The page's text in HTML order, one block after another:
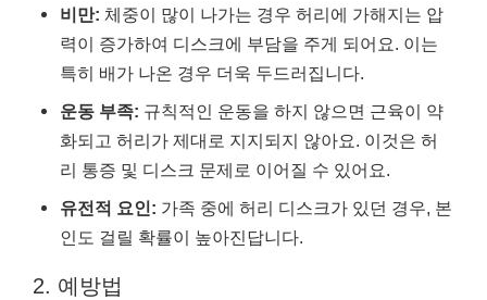
비만: 체중이 많이 나가는 경우 허리에 가해지는 압
력이 증가하여 디스크에 부담을 주게 되어요. 이는
특히 배가 나온 경우 더욱 두드러집니다.
운동 부족: 규칙적인 운동을 하지 않으면 근육이 약
화되고 허리가 제대로 지지되지 않아요. 이것은 허
리 통증 및 디스크 문제로 이어질 수 있어요.
유전적 요인: 가족 중에 허리 디스크가 있던 경우, 본
인도 걸릴 확률이 높아진답니다.
2. 예방법